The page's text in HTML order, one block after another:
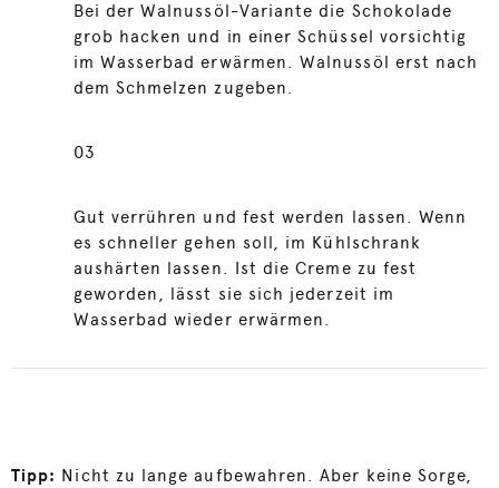
Bei der Walnussöl-Variante die Schokolade
grob hacken und in einer Schüssel vorsichtig
im Wasserbad erwärmen. Walnussöl erst nach
dem Schmelzen zugeben.
03
Gut verrühren und fest werden lassen. Wenn
es schneller gehen soll, im Kühlschrank
aushärten lassen. Ist die Creme zu fest
geworden, lässt sie sich jederzeit im
Wasserbad wieder erwärmen.
Tipp: Nicht zu lange aufbewahren. Aber keine Sorge,